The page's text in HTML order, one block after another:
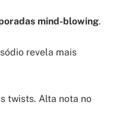
mind-blowing.
revela mais
twists. Alta nota no